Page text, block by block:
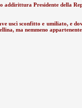
Presidente della
uscì sconfitto e umiliato, e
ma nemmeno